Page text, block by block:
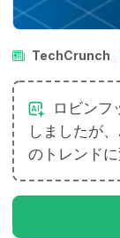
TechCrunch
ロビンフ
しましたが
のトレンドに